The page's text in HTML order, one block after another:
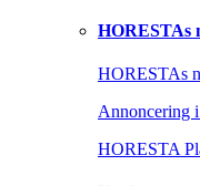
HORESTAs
HORESTAs
Annoncering
HORESTA